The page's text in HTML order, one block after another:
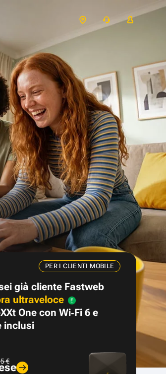
PER I CLIENTI MOBILE
già cliente Fastweb
ultraveloce
One con Wi‑Fi 6 e
inclusi
€